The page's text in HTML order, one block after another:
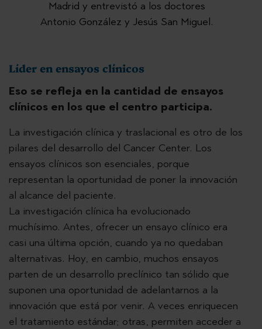
Madrid y entrevistó a los doctores
Antonio González y Jesús San Miguel.
Líder en ensayos clínicos
Eso se refleja en la cantidad de ensayos
clínicos en los que el centro participa.
La investigación clínica y traslacional es otro de los
pilares del desarrollo del Cancer Center. Los
ensayos clínicos son esenciales, porque
representan la oportunidad de poner la innovación
al alcance del paciente.
La investigación clínica ha evolucionado
muchísimo. Antes, ofrecer un ensayo clínico era
casi una última opción, cuando ya no quedaban
alternativas. Hoy, en cambio, muchos ensayos
parten de un desarrollo preclínico tan sólido que
suponen una oportunidad de adelantarnos a la
innovación que está por venir. A veces enriquecen
el tratamiento estándar; otras, permiten acceder a